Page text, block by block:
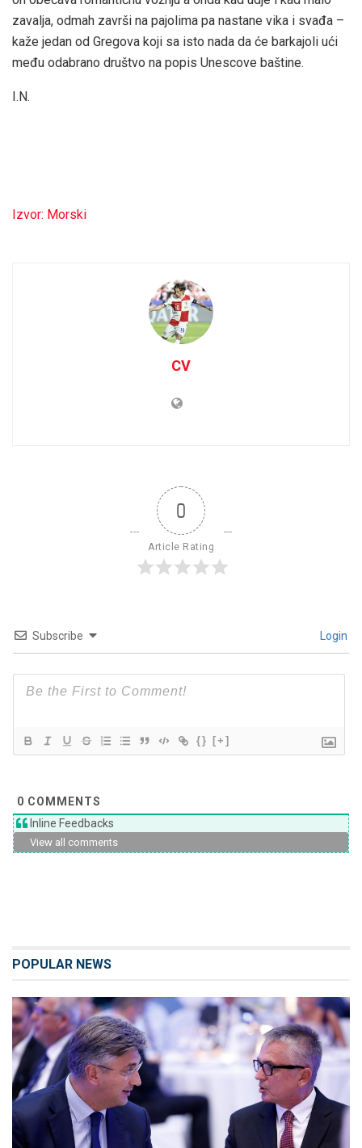
zavalja, odmah završi na pajolima pa nastane vika i svađa –
kaže jedan od Gregova koji sa isto nada da će barkajoli ući
među odabrano društvo na popis Unescove baštine.
I.N.
Izvor: Morski
CV
0
Article Rating
Subscribe Login
{} [+]
0 COMMENTS
Inline Feedbacks
View all comments
POPULAR NEWS